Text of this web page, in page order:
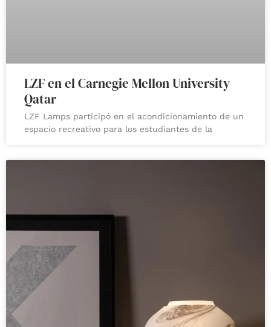
LZF en el Carnegie Mellon University
Qatar
LZF Lamps participó en el acondicionamiento de un
espacio recreativo para los estudiantes de la